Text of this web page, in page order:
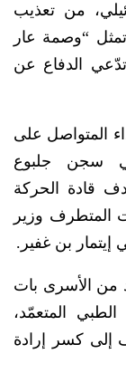
من تعذيب
“وصمة عار
الدفاع عن
المتواصل على
في سجن جلبوع
قادة الحركة
المتطرف وزير
إيتمار بن غفير.
من الأسرى بات
المتعمّد،
إلى كسر إرادة